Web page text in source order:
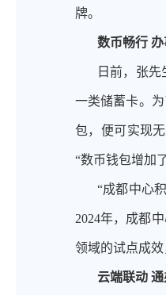
牌。
数币畅行 办
日前，张
一类储蓄卡。
包，便可实现
“数币钱包增加
“成都中心
2024年，成都
领域的试点成
云端联动 通